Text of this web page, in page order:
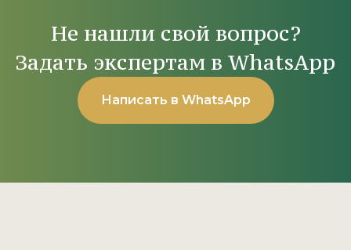
Не нашли свой вопрос?
Задать экспертам в WhatsApp
Написать в WhatsApp